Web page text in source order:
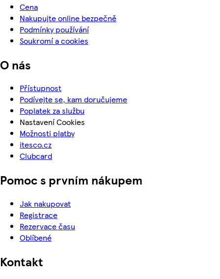
Cena
Nakupujte online bezpečně
Podmínky používání
Soukromí a cookies
O nás
Přístupnost
Podívejte se, kam doručujeme
Poplatek za službu
Nastavení Cookies
Možnosti platby
itesco.cz
Clubcard
Pomoc s prvním nákupem
Jak nakupovat
Registrace
Rezervace času
Oblíbené
Kontakt